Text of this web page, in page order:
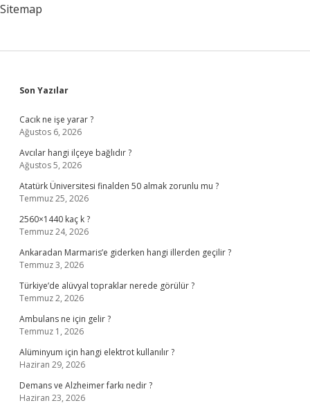
Sitemap
Sidebar
Son Yazılar
Cacık ne işe yarar ?
Ağustos 6, 2026
Avcılar hangi ilçeye bağlıdır ?
Ağustos 5, 2026
Atatürk Üniversitesi finalden 50 almak zorunlu mu ?
Temmuz 25, 2026
2560×1440 kaç k ?
Temmuz 24, 2026
Ankaradan Marmaris’e giderken hangi illerden geçilir ?
Temmuz 3, 2026
Türkiye’de alüvyal topraklar nerede görülür ?
Temmuz 2, 2026
Ambulans ne için gelir ?
Temmuz 1, 2026
Alüminyum için hangi elektrot kullanılır ?
Haziran 29, 2026
Demans ve Alzheimer farkı nedir ?
Haziran 23, 2026